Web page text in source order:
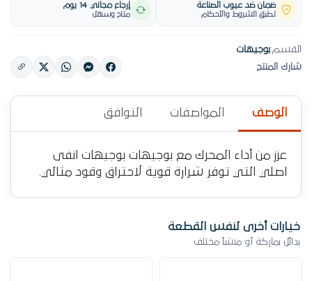
ضمان ضد عيوب الصناعة
تطبق الشروط والأحكام
إرجاع مجاني 14 يوم
متاح وسهل
القسم:بوجيهات
شارك المنتج
الوصف المواصفات التوافق
عزز من أداء المحرك مع بوجيهات بوجيهات انفى
اصلي التي توفر شرارة قوية لاحتراق وقود مثالي.
خيارات أخرى لنفس القطعة
بدائل بماركة أو منشأ مختلف